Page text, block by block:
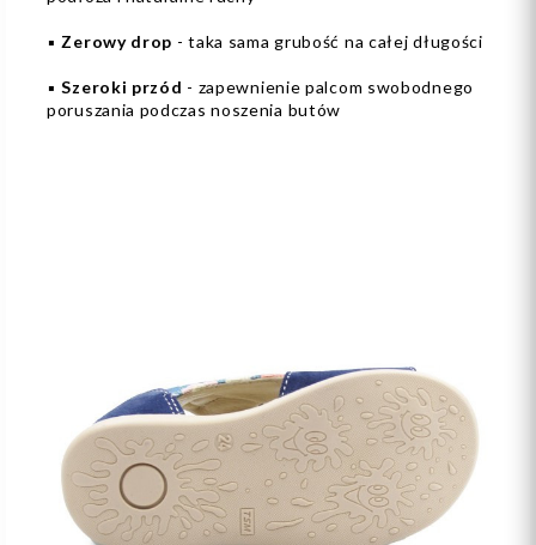
▪️ Zerowy drop - taka sama grubość na całej długości
▪️ Szeroki przód - zapewnienie palcom swobodnego
poruszania podczas noszenia butów